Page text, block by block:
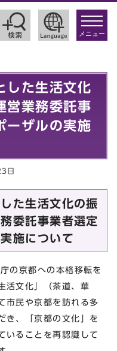
toggle
メニュー
した生活文化
営業務委託事
ーザルの実施
日
た生活文化の振
委託事業者選定
施について
の京都への本格移転を
活文化」（茶道、華
市民や京都を訪れる多
き、「京都の文化」を
いることを再認識して